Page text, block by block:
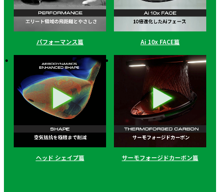
パフォーマンス篇 Ai 10x FACE篇
ヘッド シェイプ篇 サーモフォージドカーボン篇